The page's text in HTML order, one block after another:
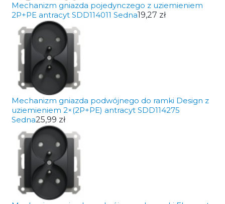
Mechanizm gniazda pojedynczego z uziemieniem
2P+PE antracyt SDD114011 Sedna19,27 zł
Mechanizm gniazda podwójnego do ramki Design z
uziemieniem 2×(2P+PE) antracyt SDD114275
Sedna25,99 zł